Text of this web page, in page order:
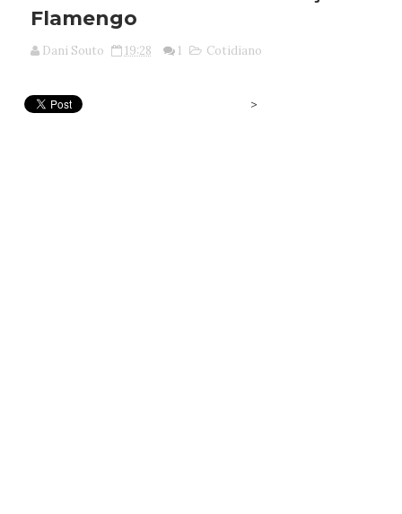
Flamengo
Dani Souto 19:28 1 Cotidiano
>